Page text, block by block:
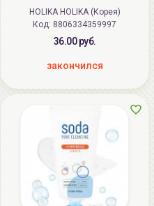
HOLIKA HOLIKA (Корея)
Код: 8806334359997
36.00 руб.
закончился